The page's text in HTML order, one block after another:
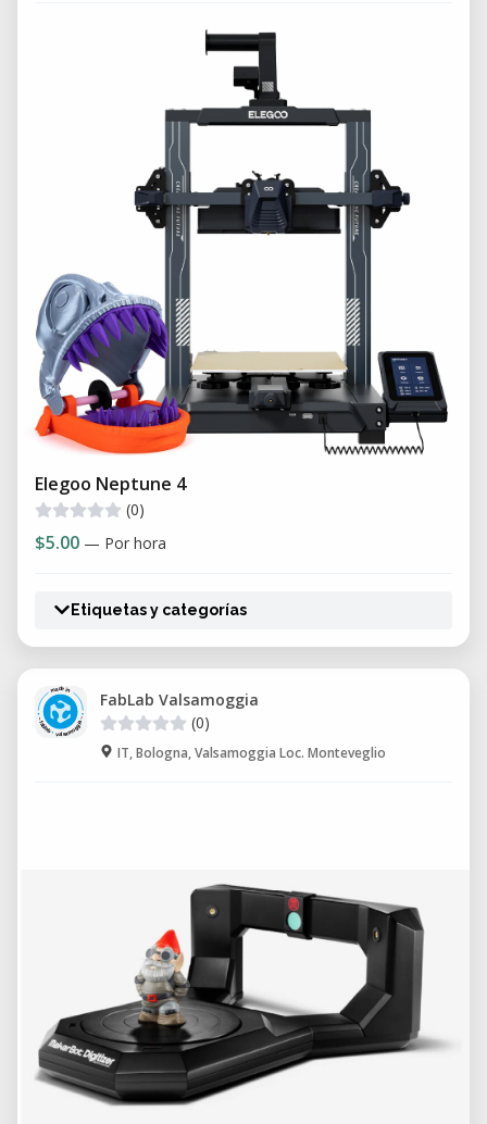
Elegoo Neptune 4
(0)
$5.00 — Por hora
Etiquetas y categorías
FabLab Valsamoggia
(0)
IT, Bologna, Valsamoggia Loc. Monteveglio